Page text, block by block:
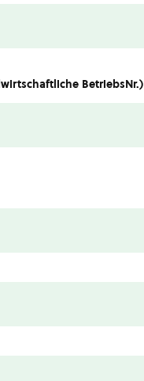
BetriebsNr.)